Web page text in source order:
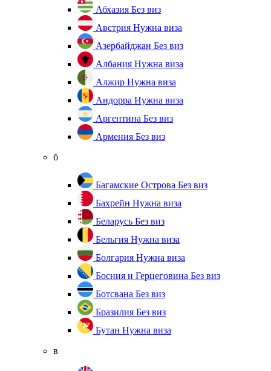
Абхазия Без виз
Австрия Нужна виза
Азербайджан Без виз
Албания Нужна виза
Алжир Нужна виза
Андорра Нужна виза
Аргентина Без виз
Армения Без виз
б
Багамские Острова Без виз
Бахрейн Нужна виза
Беларусь Без виз
Бельгия Нужна виза
Болгария Нужна виза
Босния и Герцеговина Без виз
Ботсвана Без виз
Бразилия Без виз
Бутан Нужна виза
в